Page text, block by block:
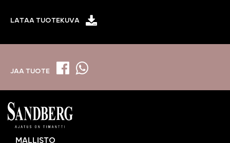
LATAA TUOTEKUVA
JAA TUOTE
MALLISTO